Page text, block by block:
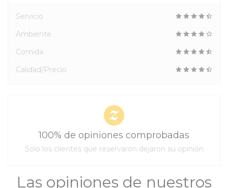
Las opiniones de nuestros
Servicio
Ambiente
Comida
Calidad/Precio
100% de opiniones comprobadas
Solo los clientes que reservaron dejaron su opinión